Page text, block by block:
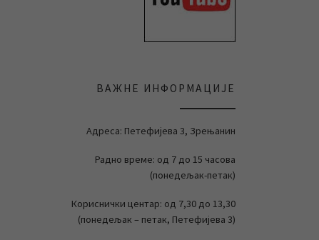
ВАЖНЕ ИНФОРМАЦИЈЕ
Адреса: Петефијева 3, Зрењанин
Радно време: од 7 до 15 часова
(понедељак-петак)
Кориснички центар: од 7,30 до 13,30
(понедељак – петак, Петефијева 3)